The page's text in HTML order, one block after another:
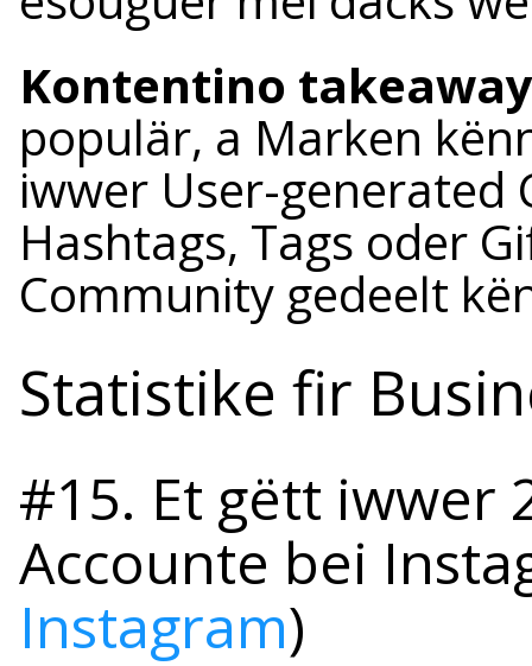
Kontentino
populär, a Marken
iwwer User-generated
Hashtags, Tags oder
Community gedeelt
Statistike fir
#15. Et gëtt iwwer
Accounte bei
Instagram)